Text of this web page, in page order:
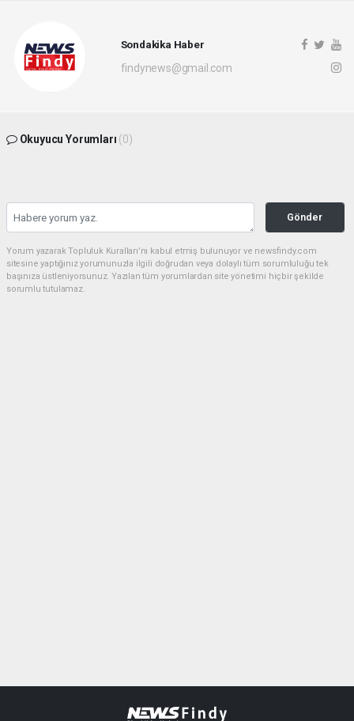
Sondakika Haber
findynews@gmail.com
Okuyucu Yorumları (0)
Gönder
Yorum yazarak Topluluk Kuralları’nı kabul etmiş bulunuyor ve newsfindy.com
sitesine yaptığınız yorumunuzla ilgili doğrudan veya dolaylı tüm sorumluluğu tek
başınıza üstleniyorsunuz. Yazılan tüm yorumlardan site yönetimi hiçbir şekilde
sorumlu tutulamaz.